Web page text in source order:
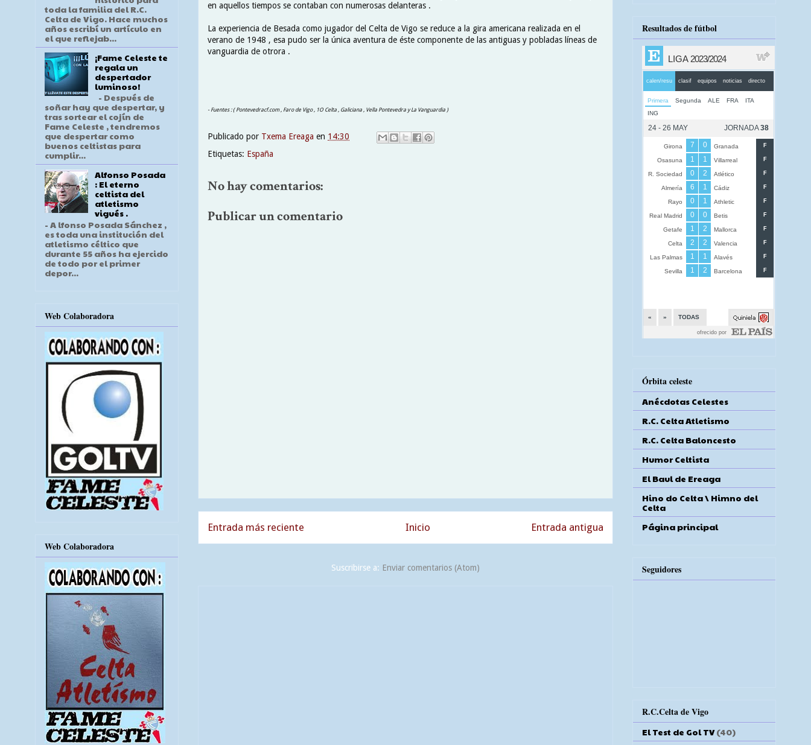
en aquellos tiempos se contaban con numerosas delanteras .
La experiencia de Besada como jugador del Celta de Vigo se reduce a la gira americana realizada en el
verano de 1948 , esa pudo ser la única aventura de éste componente de las antiguas y pobladas líneas de
vanguardia de otrora .
- Fuentes : ( Pontevedracf.com , Faro de Vigo , 1O Celta , Galiciana , Vella Pontevedra y La Vanguardia )
Publicado por Txema Ereaga en 14:30
Etiquetas: España
No hay comentarios:
Publicar un comentario
Entrada más reciente Entrada antigua
Inicio
Suscribirse a: Enviar comentarios (Atom)
toda la familia del R.C.
Celta de Vigo. Hace muchos
años escribí un artículo en
el que reflejab...
¡Fame Celeste te
regala un
despertador
luminoso!
- Después de
soñar hay que despertar, y
tras sortear el cojín de
Fame Celeste , tendremos
que despertar como
buenos celtistas para
cumplir...
Alfonso Posada
: El eterno
celtista del
atletismo
vigués .
- A lfonso Posada Sánchez ,
es toda una institución del
atletismo céltico que
durante 55 años ha ejercido
de todo por el primer
depor...
Web Colaboradora
Web Colaboradora
Resultados de fútbol
Órbita celeste
Anécdotas Celestes
R.C. Celta Atletismo
R.C. Celta Baloncesto
Humor Celtista
El Baul de Ereaga
Hino do Celta \ Himno del
Celta
Página principal
Seguidores
R.C.Celta de Vigo
El Test de Gol TV (40)